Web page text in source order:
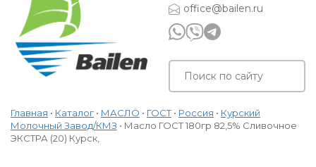
office@bailen.ru
Главная • Каталог • МАСЛО • ГОСТ • Россия • Курский
Молочный Завод/КМЗ • Масло ГОСТ 180гр 82,5% Сливочное
ЭКСТРА (20) Курск,